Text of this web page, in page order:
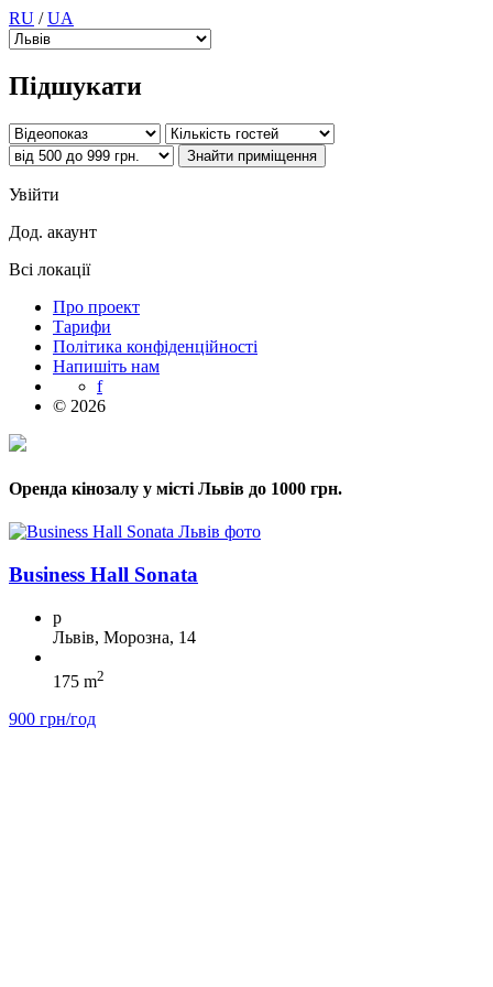
RU /UA
Підшукати
Увійти
Дод. акаунт
Всі локації
Про проект
Тарифи
Політика конфіденційності
Напишіть нам
f
© 2026
Оренда кінозалу у місті Львів до 1000 грн.
Business Hall Sonata
p
Львів, Морозна, 14
175 m2
900 грн/год